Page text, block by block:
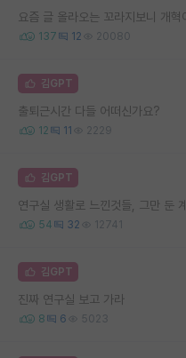
요즘 글 올라오는 꼬라지보니 개혁
137 12 20080
김GPT
출퇴근시간 다들 어떠신가요?
12 11 2229
김GPT
연구실 생활로 느낀것들, 그만 둔
54 32 12741
김GPT
진짜 연구실 보고 가라
8 6 5023